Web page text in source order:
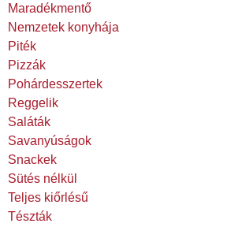
Maradékmentő
Nemzetek konyhája
Piték
Pizzák
Pohárdesszertek
Reggelik
Saláták
Savanyúságok
Snackek
Sütés nélkül
Teljes kiőrlésű
Tészták